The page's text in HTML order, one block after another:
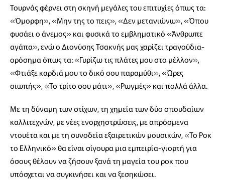
Τουρνάς φέρνει στη σκηνή μεγάλες του επιτυχίες όπως τα:
«Όμορφη», «Μην της το πεις», «Δεν μετανιώνω», «Όπου
φυσάει ο άνεμος» και φυσικά το εμβληματικό «Άνθρωπε
αγάπα», ενώ ο Διονύσης Τσακνής μας χαρίζει τραγούδια-
ορόσημα όπως τα: «Γυρίζω τις πλάτες μου στο μέλλον»,
«Φτιάξε καρδιά μου το δικό σου παραμύθι», «Ώρες
σιωπής», «Το τρίτο σου μάτι», «Ρωγμές» και πολλά άλλα.
Με τη δύναμη των στίχων, τη χημεία των δύο σπουδαίων
καλλιτεχνών, με νέες ενορχηστρώσεις, με απρόσμενα
ντουέτα και με τη συνοδεία εξαιρετικών μουσικών, «Το Ροκ
το Ελληνικό» θα είναι σίγουρα μια εμπειρία-γιορτή για
όσους θέλουν να ζήσουν ξανά τη μαγεία του ροκ που
υπόσχεται να συγκινήσει και να ξεσηκώσει.